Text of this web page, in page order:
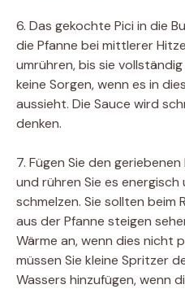
6. Das gekochte Pici in die
die Pfanne bei mittlerer
umrühren, bis sie
keine Sorgen, wenn es in
aussieht. Die Sauce wird
denken.
7. Fügen Sie den
und rühren Sie es energisch
schmelzen. Sie sollten beim
aus der Pfanne steigen
Wärme an, wenn dies nicht
müssen Sie kleine Spritzer
Wassers hinzufügen, wenn